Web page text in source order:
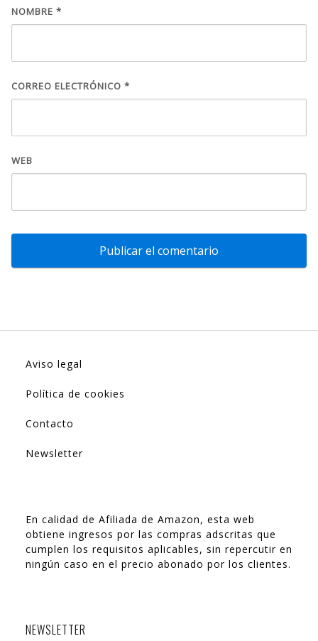
NOMBRE *
CORREO ELECTRÓNICO *
WEB
Aviso legal
Política de cookies
Contacto
Newsletter
En calidad de Afiliada de Amazon, esta web
obtiene ingresos por las compras adscritas que
cumplen los requisitos aplicables, sin repercutir en
ningún caso en el precio abonado por los clientes.
NEWSLETTER